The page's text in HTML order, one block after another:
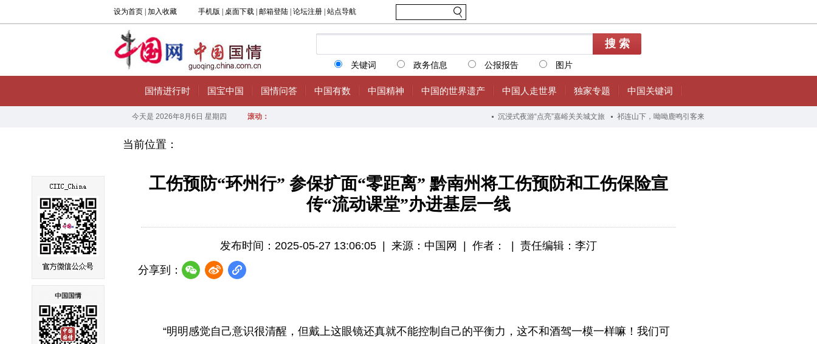
当前位置：
工伤预防“环州行” 参保扩面“零距离” 黔南州将工伤预防和工伤保险宣
传“流动课堂”办进基层一线
发布时间：2025-05-27 13:06:05 来源：中国网 作者：
责任编辑：李汀
分享到：
“明明感觉自己意识很清醒，但戴上这眼镜还真就不能控制自己的平衡力，这不和酒驾一模一样嘛！我们可